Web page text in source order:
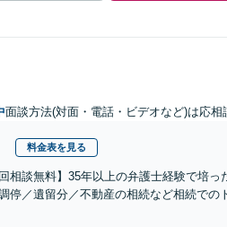
面談方法(対面・電話・ビデオなど)は応相
料金表を見る
相談無料】35年以上の弁護士経験で培
停／遺留分／不動産の相続など相続で